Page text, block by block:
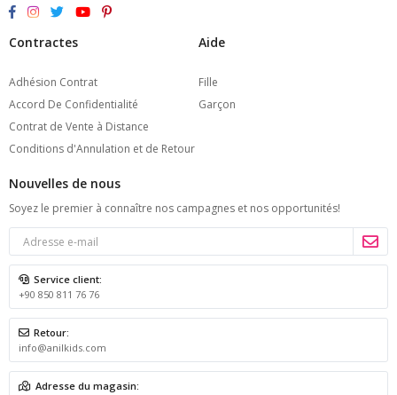
Contractes
Adhésion Contrat
Accord De Confidentialité
Contrat de Vente à Distance
Conditions d'Annulation et de Retour
Aide
Fille
Garçon
Nouvelles de nous
Soyez le premier à connaître nos campagnes et nos opportunités!
Service client:
+90 850 811 76 76
Retour:
info@anilkids.com
Adresse du magasin: